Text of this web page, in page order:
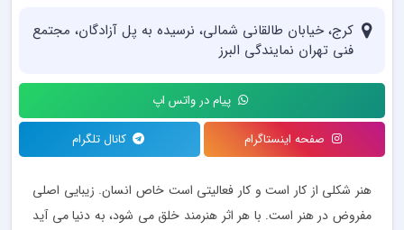
کرج، خیابان طالقانی شمالی، نرسیده به پل آزادگان، مجتمع
فنی تهران نمایندگی البرز
پیام در واتس اپ
صفحه اینستاگرام کانال تلگرام
هنر شکلی از کار است و کار فعالیتی است خاص انسان. زیبایی اصلی
مفروض در هنر است. با هر اثر هنرمند خلق می شود، به دنیا می آید